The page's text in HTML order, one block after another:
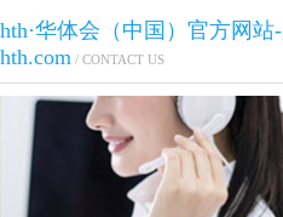
hth·华体会（中国）官方网站-
hth.com / CONTACT US